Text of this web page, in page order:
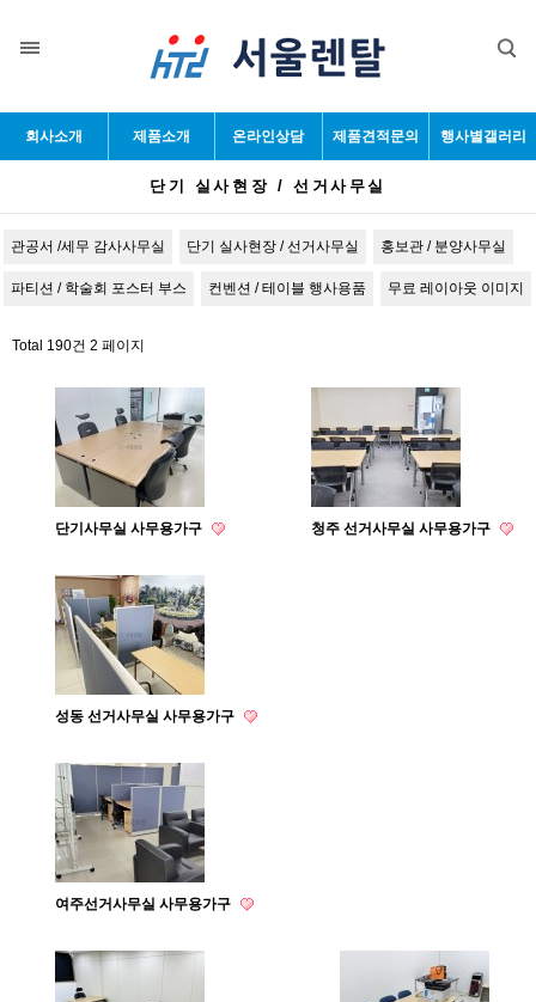
회사소개 제품소개 온라인상담 제품견적문의 행사별갤러리
단기 실사현장 / 선거사무실
관공서 /세무 감사사무실 단기 실사현장 / 선거사무실 홍보관 / 분양사무실
파티션 / 학술회 포스터 부스 컨벤션 / 테이블 행사용품 무료 레이아웃 이미지
Total 190건 2 페이지
단기사무실 사무용가구 청주 선거사무실 사무용가구
성동 선거사무실 사무용가구
여주선거사무실 사무용가구